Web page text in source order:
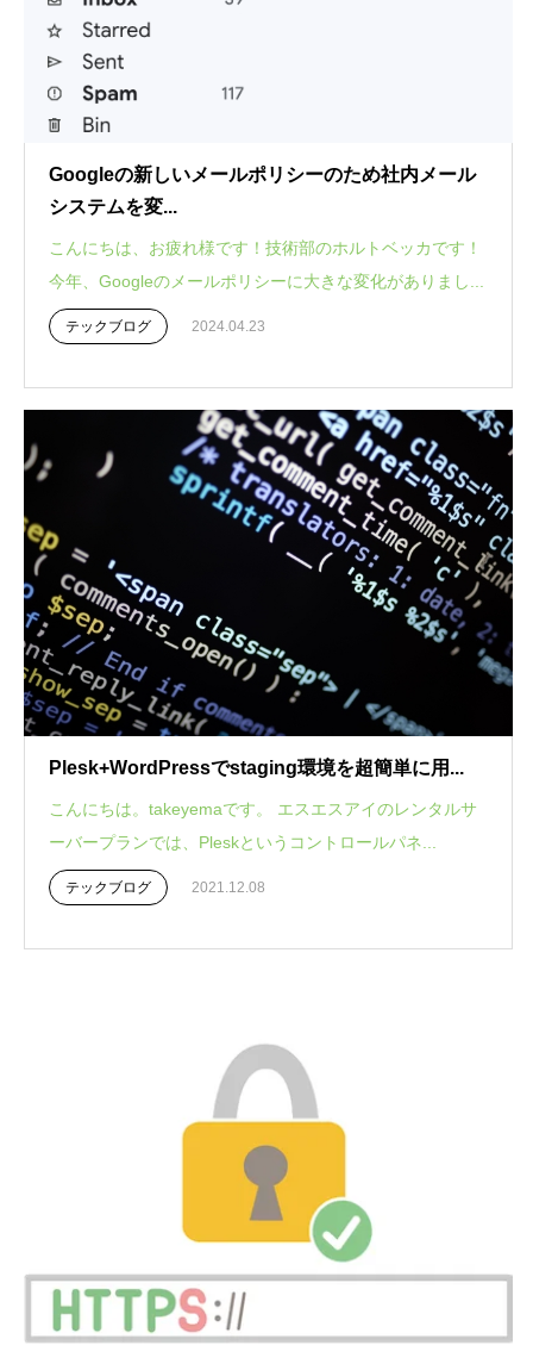
Googleの新しいメールポリシーのため社内メール
システムを変...
こんにちは、お疲れ様です！技術部のホルトベッカです！
今年、Googleのメールポリシーに大きな変化がありまし...
テックブログ 2024.04.23
Plesk+WordPressでstaging環境を超簡単に用...
こんにちは。takeyemaです。 エスエスアイのレンタルサ
ーバープランでは、Pleskというコントロールパネ...
テックブログ 2021.12.08